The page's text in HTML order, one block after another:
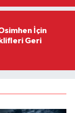
İçin
Geri